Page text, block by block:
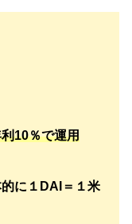
10％で運用
に１DAI＝１米